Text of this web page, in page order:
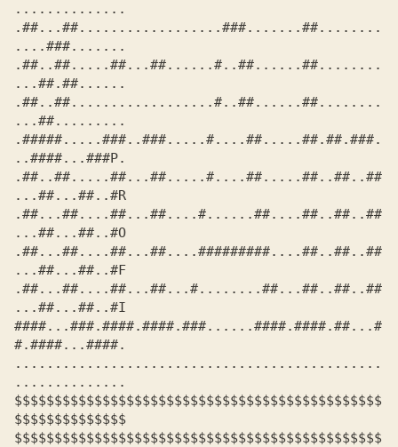
..............
.##...##..................###.......##........
....###.......
.##..##.....##...##......#..##......##........
...##.##......
.##..##..................#..##......##........
...##.........
.#####.....###..###.....#....##.....##.##.###.
..####...###P.
.##..##.....##...##.....#....##.....##..##..##
...##...##..#R
.##...##....##...##....#......##....##..##..##
...##...##..#O
.##...##....##...##....#########....##..##..##
...##...##..#F
.##...##....##...##...#........##...##..##..##
...##...##..#I
####...###.####.####.###......####.####.##...#
#.####...####.
..............................................
..............
$$$$$$$$$$$$$$$$$$$$$$$$$$$$$$$$$$$$$$$$$$$$$$
$$$$$$$$$$$$$$
$$$$$$$$$$$$$$$$$$$$$$$$$$$$$$$$$$$$$$$$$$$$$$